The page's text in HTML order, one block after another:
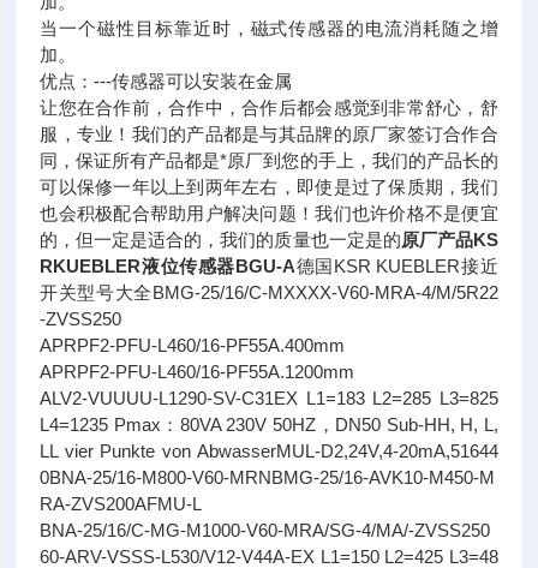
当一个磁性目标靠近时，磁式传感器的电流消耗随之增
加。
优点：---传感器可以安装在金属
让您在合作前，合作中，合作后都会感觉到非常舒心，舒
服，专业！我们的产品都是与其品牌的原厂家签订合作合
同，保证所有产品都是*原厂到您的手上，我们的产品长的
可以保修一年以上到两年左右，即使是过了保质期，我们
也会积极配合帮助用户解决问题！我们也许价格不是便宜
的，但一定是适合的，我们的质量也一定是的原厂产品KS
RKUEBLER液位传感器BGU-A德国KSR KUEBLER接近
开关型号大全BMG-25/16/C-MXXXX-V60-MRA-4/M/5R22
-ZVSS250
APRPF2-PFU-L460/16-PF55A.400mm
APRPF2-PFU-L460/16-PF55A.1200mm
ALV2-VUUUU-L1290-SV-C31EX L1=183 L2=285 L3=825
L4=1235 Pmax：80VA 230V 50HZ，DN50 Sub-HH, H, L,
LL vier Punkte von AbwasserMUL-D2,24V,4-20mA,51644
0BNA-25/16-M800-V60-MRNBMG-25/16-AVK10-M450-M
RA-ZVS200AFMU-L
BNA-25/16/C-MG-M1000-V60-MRA/SG-4/MA/-ZVSS250
60-ARV-VSSS-L530/V12-V44A-EX L1=150 L2=425 L3=48